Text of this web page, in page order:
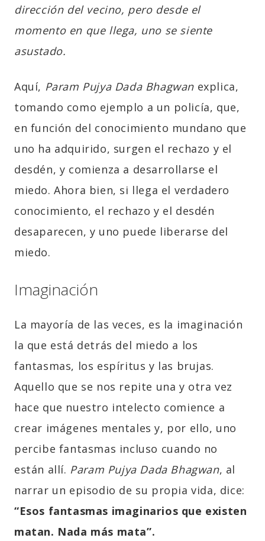
dirección del vecino, pero desde el
momento en que llega, uno se siente
asustado.
Aquí, Param Pujya Dada Bhagwan explica,
tomando como ejemplo a un policía, que,
en función del conocimiento mundano que
uno ha adquirido, surgen el rechazo y el
desdén, y comienza a desarrollarse el
miedo. Ahora bien, si llega el verdadero
conocimiento, el rechazo y el desdén
desaparecen, y uno puede liberarse del
miedo.
Imaginación
La mayoría de las veces, es la imaginación
la que está detrás del miedo a los
fantasmas, los espíritus y las brujas.
Aquello que se nos repite una y otra vez
hace que nuestro intelecto comience a
crear imágenes mentales y, por ello, uno
percibe fantasmas incluso cuando no
están allí. Param Pujya Dada Bhagwan, al
narrar un episodio de su propia vida, dice:
“Esos fantasmas imaginarios que existen
matan. Nada más mata”.